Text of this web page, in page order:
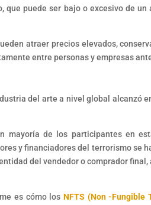
que puede ser bajo o excesivo de
atraer precios elevados,
entre personas y empresas
del arte a nivel global alcanzó
mayoría de los participantes en
y financiadores del terrorismo se
del vendedor o comprador
es cómo los NFTS (Non -Fungible